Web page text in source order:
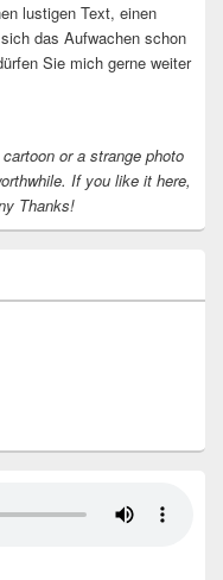
lustigen Text, einen
das Aufwachen schon
Sie mich gerne weiter
or a strange photo
If you like it here,
Thanks!